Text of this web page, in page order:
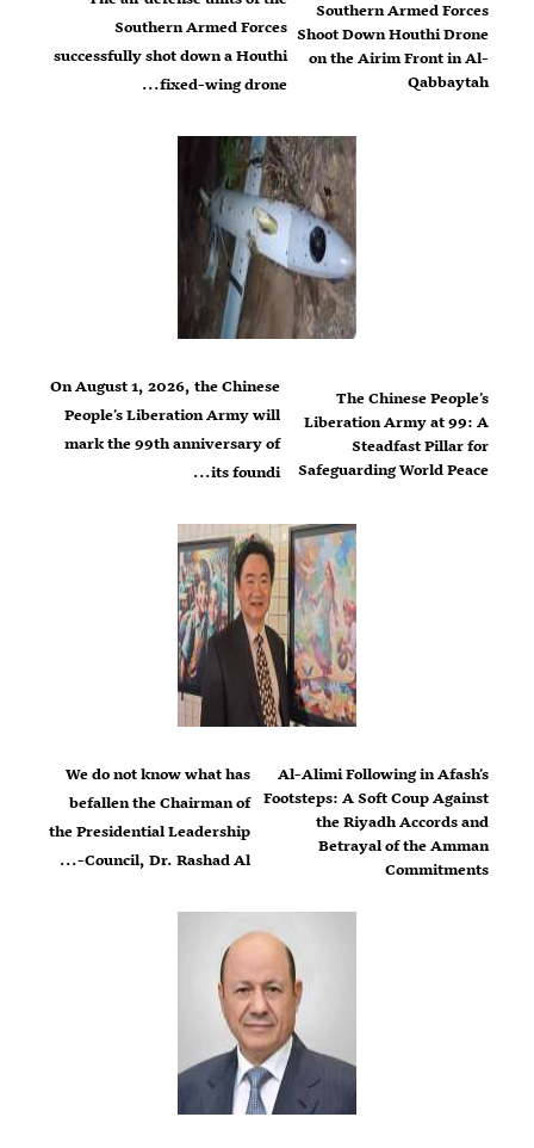
Southern Armed Forces
Shoot Down Houthi Drone
on the Airim Front in Al-
Qabbaytah
Southern Armed Forces
successfully shot down a Houthi
fixed-wing drone...
The Chinese People’s
Liberation Army at 99: A
Steadfast Pillar for
Safeguarding World Peace
On August 1, 2026, the Chinese
People’s Liberation Army will
mark the 99th anniversary of
its foundi...
Al-Alimi Following in Afash’s
Footsteps: A Soft Coup Against
the Riyadh Accords and
Betrayal of the Amman
Commitments
We do not know what has
befallen the Chairman of
the Presidential Leadership
Council, Dr. Rashad Al-...